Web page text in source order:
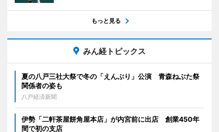
もっと見る
みん経トピックス
夏の八戸三社大祭で冬の「えんぶり」公演 青森ねぶた祭
関係者の姿も
八戸経済新聞
伊勢「二軒茶屋餅角屋本店」が内宮前に出店 創業450年
間で初の支店